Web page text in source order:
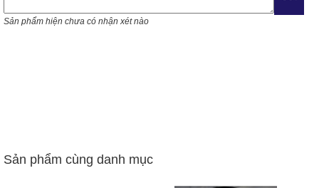
Sản phẩm hiện chưa có nhận xét nào
Sản phẩm cùng danh mục